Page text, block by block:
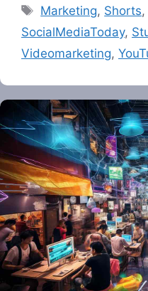
Tags
Marketing, Shorts,
SocialMediaToday,
Videomarketing,